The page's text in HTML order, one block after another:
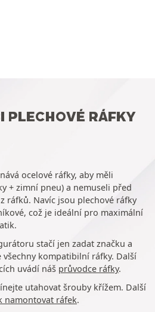
PLECHOVÉ RÁFKY
ocelové ráfky, aby měli
+ zimní pneu) a nemuseli před
ráfků. Navíc jsou plechové ráfky
což je ideální pro maximální
stačí jen zadat značku a
všechny kompatibilní ráfky. Další
uvádí náš průvodce ráfky.
utahovat šrouby křížem. Další
namontovat ráfek.